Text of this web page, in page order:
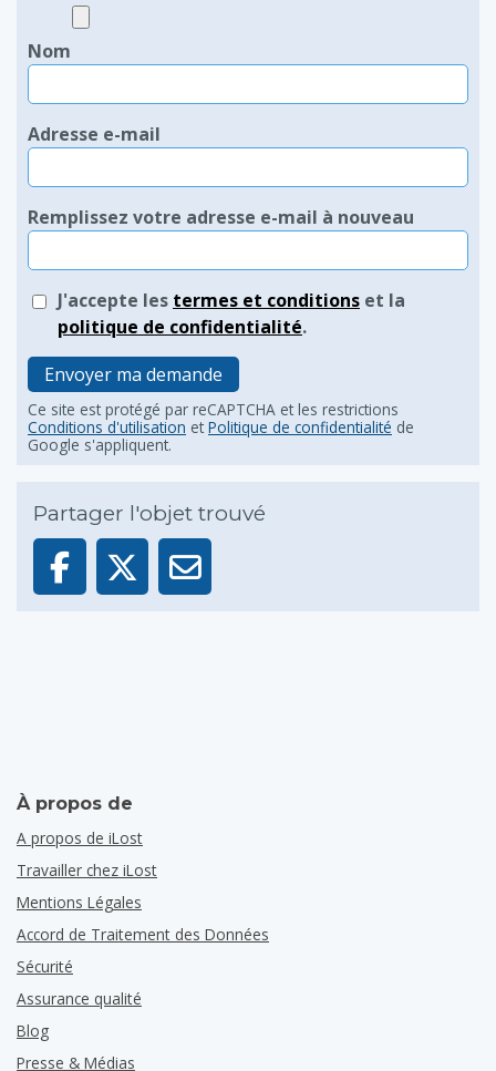
Nom
Adresse e-mail
Remplissez votre adresse e-mail à nouveau
J'accepte les termes et conditions et la
politique de confidentialité.
Envoyer ma demande
Ce site est protégé par reCAPTCHA et les restrictions
Conditions d'utilisation et Politique de confidentialité de
Google s'appliquent.
Partager l'objet trouvé
À propos de
A propos de iLost
Travailler chez iLost
Mentions Légales
Accord de Traitement des Données
Sécurité
Assurance qualité
Blog
Presse & Médias